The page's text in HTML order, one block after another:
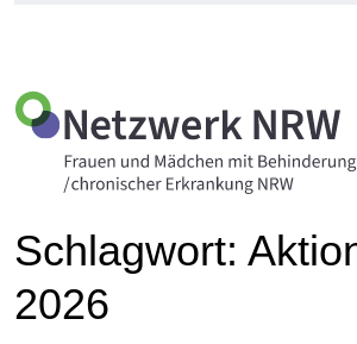
Schlagwort:
2026